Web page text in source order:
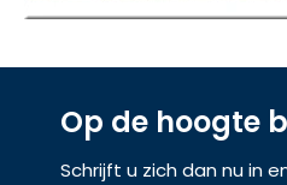
Op de hoogte
Schrijft u zich dan nu in